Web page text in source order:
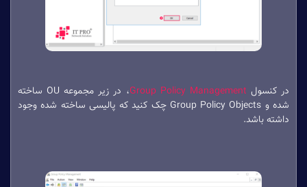
در کنسولGroup Policy Management
، در زیر مجموعه OU ساخته
شده و Group Policy Objects چک کنید که پالیسی ساخته شده وجود
داشته باشد.